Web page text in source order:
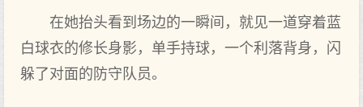
在她抬头看到场边的一瞬间，就见一道穿着蓝
白球衣的修长身影，单手持球，一个利落背身，闪
躲了对面的防守队员。